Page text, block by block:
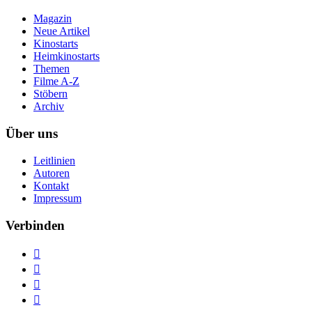
Magazin
Neue Artikel
Kinostarts
Heimkinostarts
Themen
Filme A-Z
Stöbern
Archiv
Über uns
Leitlinien
Autoren
Kontakt
Impressum
Verbinden



